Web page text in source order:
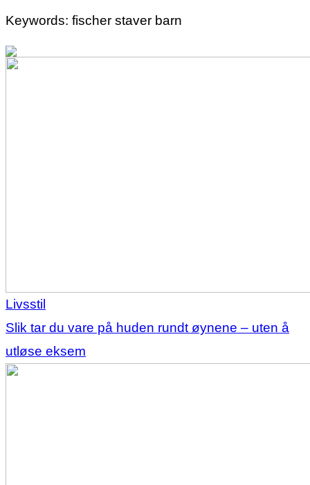
Keywords: fischer staver barn
Livsstil
Slik tar du vare på huden rundt øynene – uten å
utløse eksem